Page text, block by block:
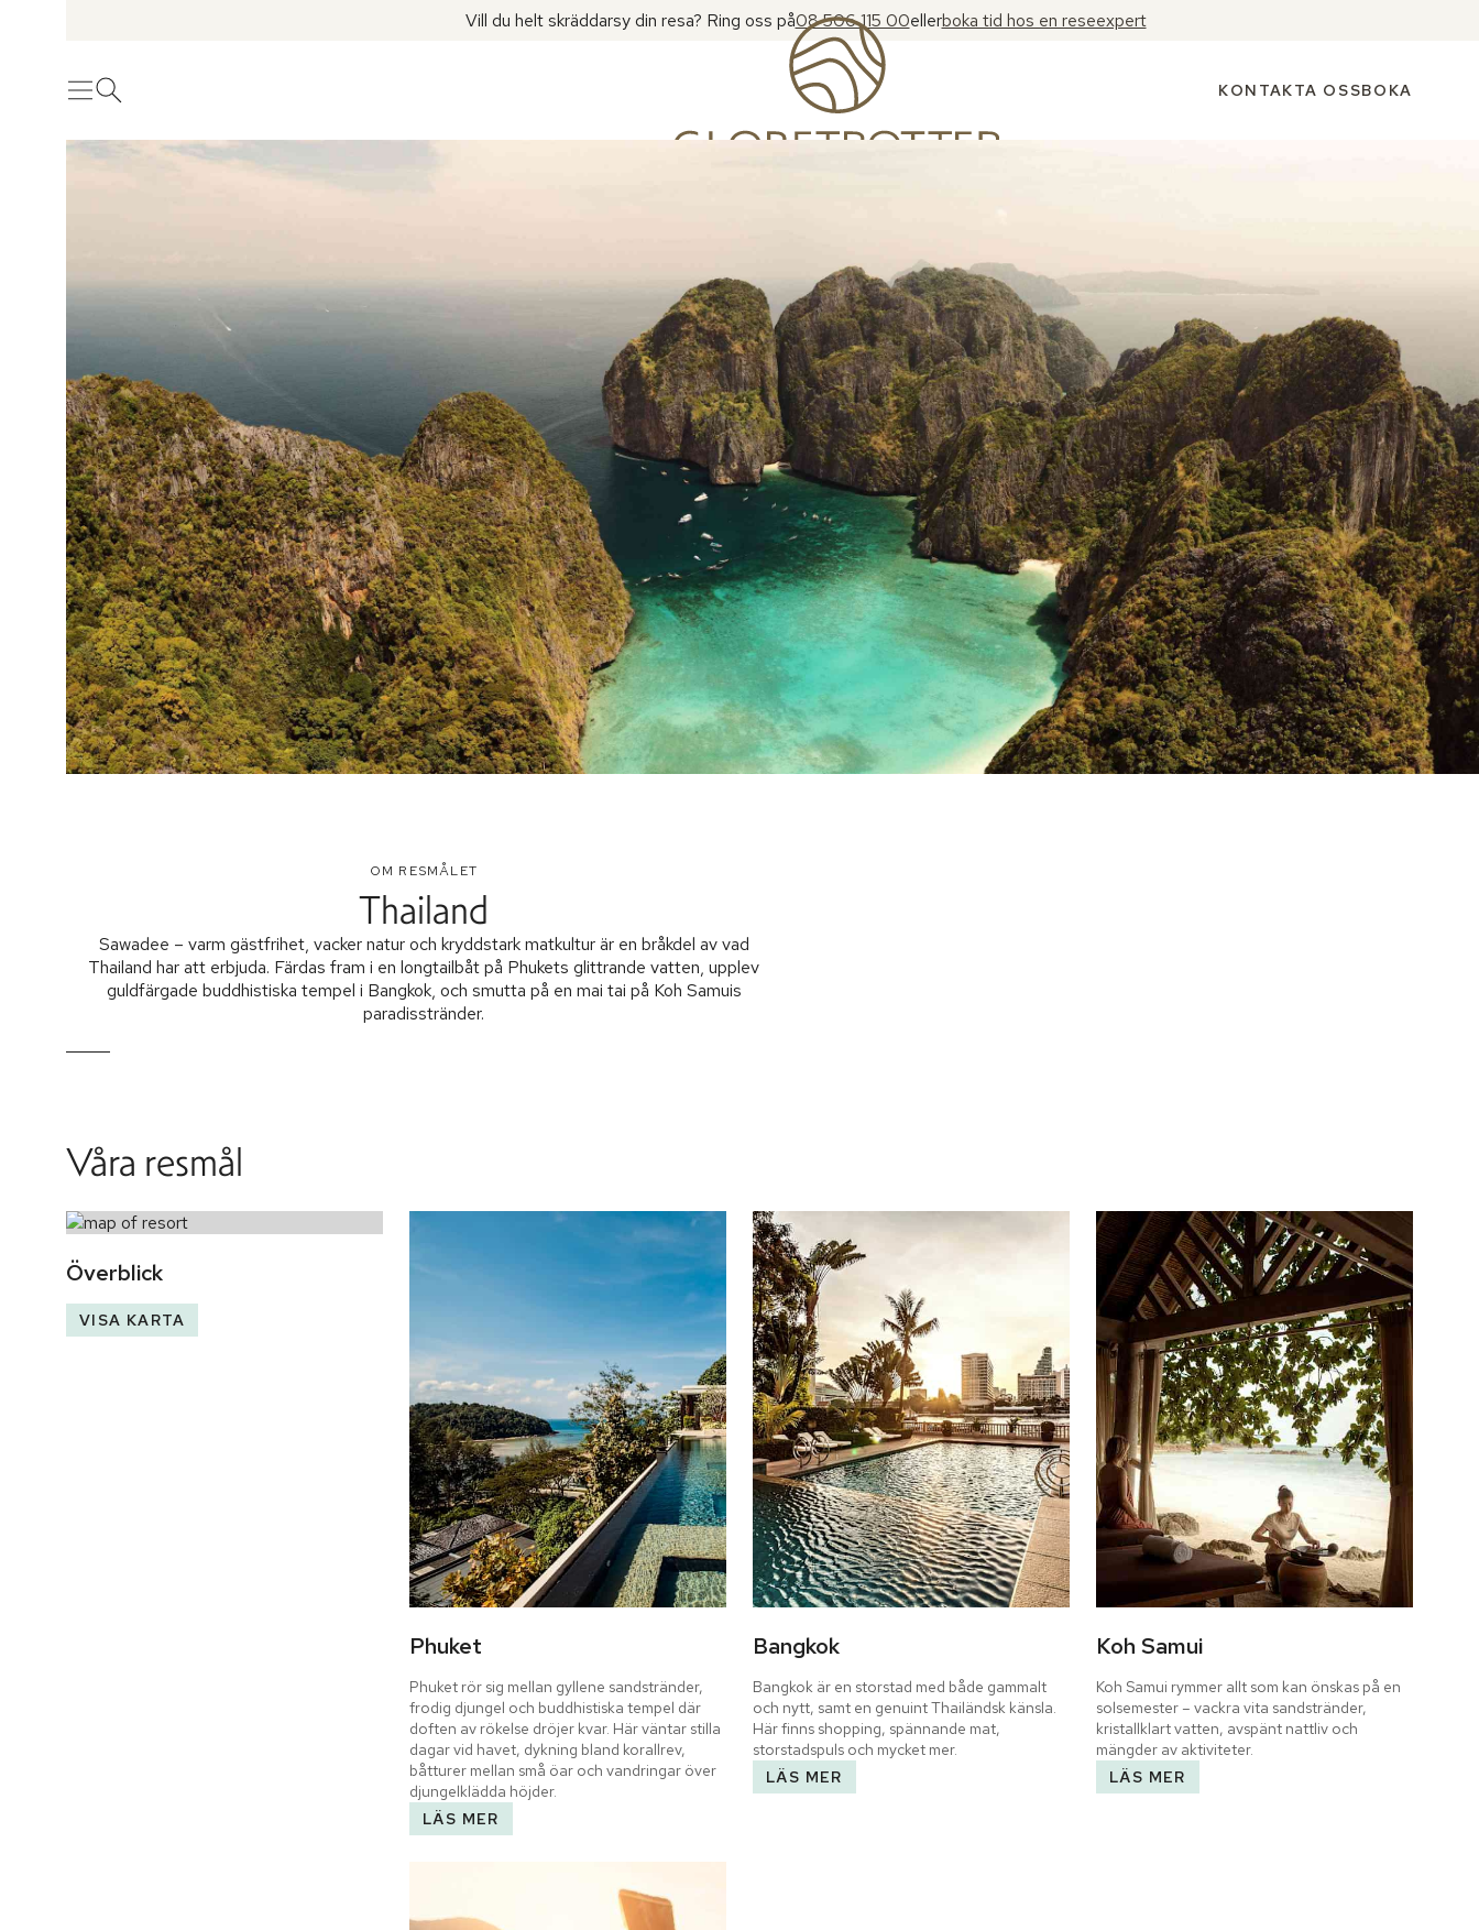
Vill du helt skräddarsy din resa? Ring oss på08 506 115 00ellerboka tid hos en reseexpert
MenyÖppna sök KONTAKTA OSSBOKA
OM RESMÅLET
Thailand
Sawadee – varm gästfrihet, vacker natur och kryddstark matkultur är en bråkdel av vad
Thailand har att erbjuda. Färdas fram i en longtailbåt på Phukets glittrande vatten, upplev
guldfärgade buddhistiska tempel i Bangkok, och smutta på en mai tai på Koh Samuis
paradisstränder.
Våra resmål
Överblick
VISA KARTA
Phuket
Phuket rör sig mellan gyllene sandstränder,
frodig djungel och buddhistiska tempel där
doften av rökelse dröjer kvar. Här väntar stilla
dagar vid havet, dykning bland korallrev,
båtturer mellan små öar och vandringar över
djungelklädda höjder.
LÄS MER
Bangkok
Bangkok är en storstad med både gammalt
och nytt, samt en genuint Thailändsk känsla.
Här finns shopping, spännande mat,
storstadspuls och mycket mer.
LÄS MER
Koh Samui
Koh Samui rymmer allt som kan önskas på en
solsemester – vackra vita sandstränder,
kristallklart vatten, avspänt nattliv och
mängder av aktiviteter.
LÄS MER